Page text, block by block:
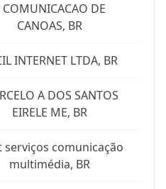
COMUNICACAO DE
CANOAS, BR
INTERNET LTDA, BR
A DOS SANTOS
EIRELE ME, BR
comunicação
multimédia, BR